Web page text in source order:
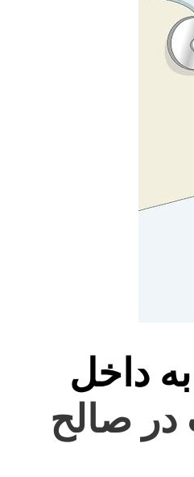
داخل
در صالح